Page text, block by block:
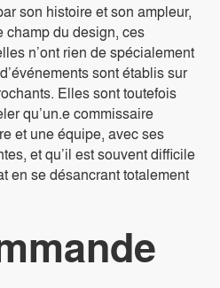
son histoire et son ampleur,
champ du design, ces
n’ont rien de spécialement
sont établis sur
Elles sont toutefois
qu’un.e commissaire
et une équipe, avec ses
et qu’il est souvent difficile
en se désancrant totalement